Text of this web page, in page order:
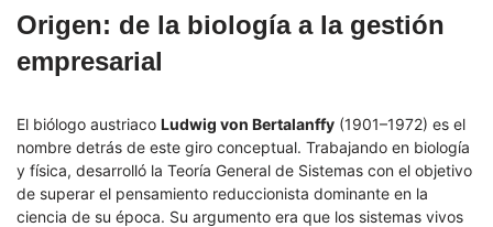
Origen: de la biología a la gestión
empresarial
El biólogo austriaco Ludwig von Bertalanffy (1901–1972) es el
nombre detrás de este giro conceptual. Trabajando en biología
y física, desarrolló la Teoría General de Sistemas con el objetivo
de superar el pensamiento reduccionista dominante en la
ciencia de su época. Su argumento era que los sistemas vivos